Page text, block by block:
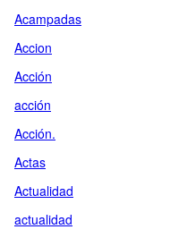
Acampadas
Accion
Acción
acción
Acción.
Actas
Actualidad
actualidad